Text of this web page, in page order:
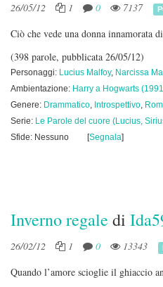
26/05/12 1 0 7137
Ciò che vede una donna innamorata
(398 parole, pubblicata 26/05/12)
Personaggi: Lucius Malfoy, Narcissa
Ambientazione: Harry a Hogwarts
Genere: Drammatico, Introspettivo,
Serie: Le Parole del cuore (Lucius,
Sfide: Nessuno
[Segnala]
Inverno regale di
26/02/12 1 0 13343
Quando l’amore scioglie il ghiaccio